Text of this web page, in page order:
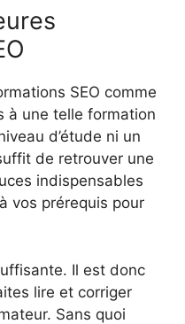
SEO comme
à une telle formation
d’étude ni un
de retrouver une
indispensables
vos prérequis pour
Il est donc
lire et corriger
Sans quoi